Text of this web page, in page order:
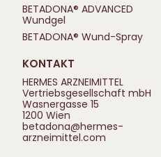
BETADONA® ADVANCED
Wundgel
BETADONA® Wund-Spray
KONTAKT
HERMES ARZNEIMITTEL
Vertriebsgesellschaft mbH
Wasnergasse 15
1200 Wien
betadona@hermes-
arzneimittel.com